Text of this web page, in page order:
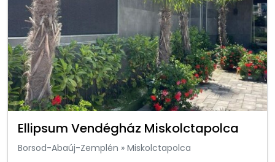
Ellipsum Vendégház Miskolctapolca
Borsod-Abaúj-Zemplén » Miskolctapolca